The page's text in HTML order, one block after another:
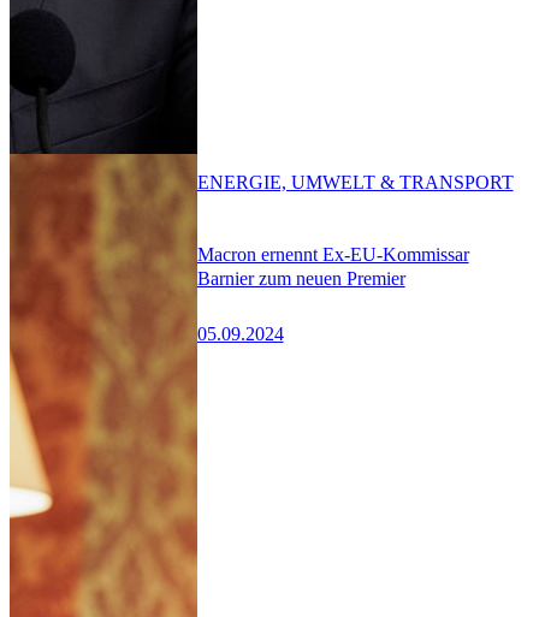
Macron ernennt Ex-EU-Kommissar
Barnier zum neuen Premier
05.09.2024
ENERGIE, UMWELT & TRANSPORT